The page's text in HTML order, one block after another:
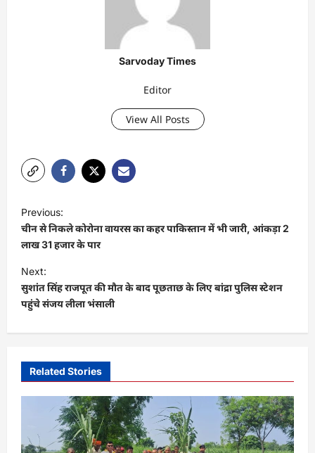
Sarvoday Times
Editor
View All Posts
o
s
t
n
a
v
g
a
i
Previous:
चीन से निकले कोरोना वायरस का कहर पाकिस्तान में भी जारी, आंकड़ा 2
लाख 31 हजार के पार
Next:
सुशांत सिंह राजपूत की मौत के बाद पूछताछ के लिए बांद्रा पुलिस स्टेशन
पहुंचे संजय लीला भंसाली
Related Stories